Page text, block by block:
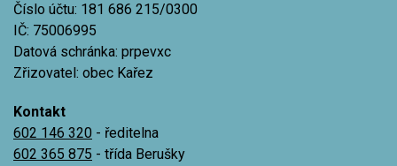
Číslo účtu: 181 686 215/0300
IČ: 75006995
Datová schránka: prpevxc
Zřizovatel: obec Kařez
Kontakt
602 146 320 - ředitelna
602 365 875 - třída Berušky